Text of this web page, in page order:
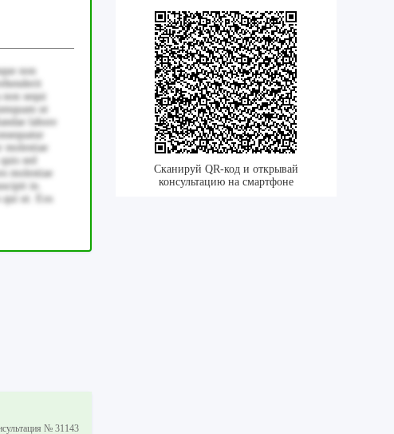
non
sequi
ut
labore
molestiae
sed
molestiae
in.
qui ut. Eos
№ 31143
Сканируй QR-код и открывай
консультацию на смартфоне